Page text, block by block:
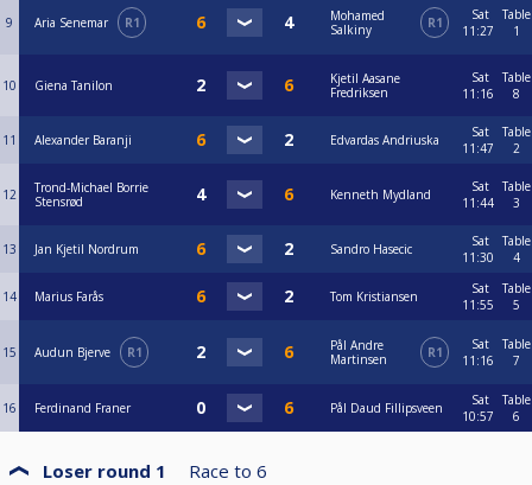
9 Aria Senemar R1
Mohamed
Salkiny
R1
Sat
11:27
Table
1
10 Giena Tanilon
Kjetil Aasane
Fredriksen
Sat
11:16
Table
8
11 Alexander Baranji Edvardas Andriuska
Sat
11:47
Table
2
12
Trond-Michael Borrie
Stensrød
Kenneth Mydland
Sat
11:44
Table
3
13 Jan Kjetil Nordrum Sandro Hasecic
Sat
11:30
Table
4
14 Marius Farås Tom Kristiansen
Sat
11:55
Table
5
15 Audun Bjerve R1
Pål Andre
Martinsen
R1
Sat
11:16
Table
7
16 Ferdinand Franer Pål Daud Fillipsveen
Sat
10:57
Table
6
Loser round 1 Race to 6